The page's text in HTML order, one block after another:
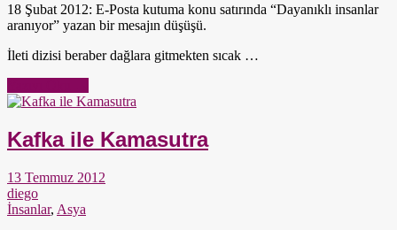
18 Şubat 2012: E-Posta kutuma konu satırında “Dayanıklı insanlar
aranıyor” yazan bir mesajın düşüşü.
İleti dizisi beraber dağlara gitmekten sıcak …
Kafka ile Kamasutra
13 Temmuz 2012
diego
İnsanlar, Asya